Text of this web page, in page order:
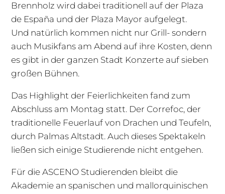
Brennholz wird dabei traditionell auf der Plaza
de España und der Plaza Mayor aufgelegt.
Und natürlich kommen nicht nur Grill- sondern
auch Musikfans am Abend auf ihre Kosten, denn
es gibt in der ganzen Stadt Konzerte auf sieben
großen Bühnen.
Das Highlight der Feierlichkeiten fand zum
Abschluss am Montag statt. Der Correfoc, der
traditionelle Feuerlauf von Drachen und Teufeln,
durch Palmas Altstadt. Auch dieses Spektakeln
ließen sich einige Studierende nicht entgehen.
Für die ASCENO Studierenden bleibt die
Akademie an spanischen und mallorquinischen